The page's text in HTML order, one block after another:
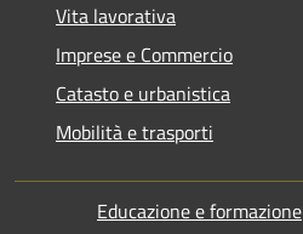
Vita lavorativa
Imprese e Commercio
Catasto e urbanistica
Mobilità e trasporti
Educazione e formazione